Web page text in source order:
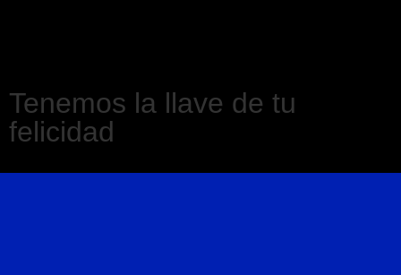
Tenemos la llave de tu
felicidad